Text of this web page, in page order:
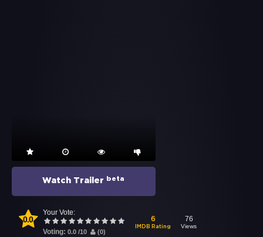
Watch Trailer beta
0.0
Your Vote:
Voting: 0.0 /10 (0)
6
IMDB Rating
76
Views